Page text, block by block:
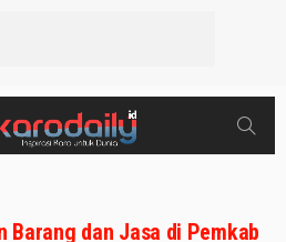
Barang dan Jasa di Pemkab